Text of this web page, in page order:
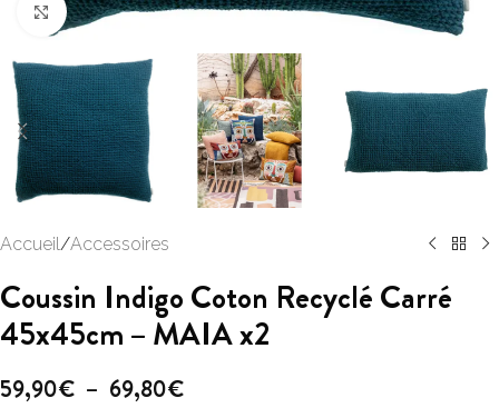
Click to enlarge
Accueil/Accessoires
Coussin Indigo Coton Recyclé Carré
45x45cm – MAIA x2
59,90€ – 69,80€